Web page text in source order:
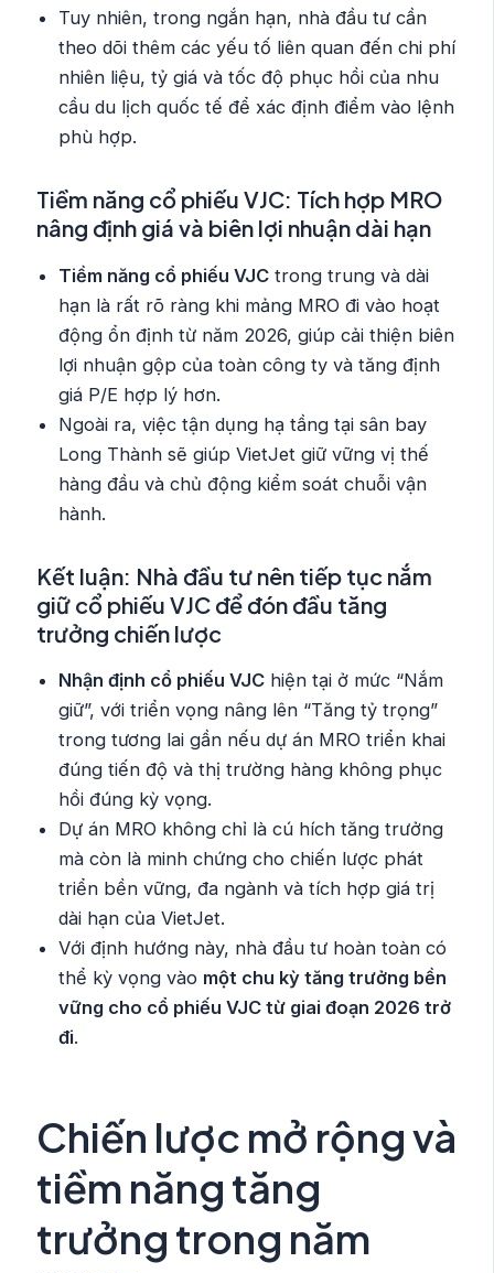
Tuy nhiên, trong ngắn hạn, nhà đầu tư cần
theo dõi thêm các yếu tố liên quan đến chi phí
nhiên liệu, tỷ giá và tốc độ phục hồi của nhu
cầu du lịch quốc tế để xác định điểm vào lệnh
phù hợp.
Tiềm năng cổ phiếu VJC: Tích hợp MRO
nâng định giá và biên lợi nhuận dài hạn
Tiềm năng cổ phiếu VJC trong trung và dài
hạn là rất rõ ràng khi mảng MRO đi vào hoạt
động ổn định từ năm 2026, giúp cải thiện biên
lợi nhuận gộp của toàn công ty và tăng định
giá P/E hợp lý hơn.
Ngoài ra, việc tận dụng hạ tầng tại sân bay
Long Thành sẽ giúp VietJet giữ vững vị thế
hàng đầu và chủ động kiểm soát chuỗi vận
hành.
Kết luận: Nhà đầu tư nên tiếp tục nắm
giữ cổ phiếu VJC để đón đầu tăng
trưởng chiến lược
Nhận định cổ phiếu VJC hiện tại ở mức “Nắm
giữ”, với triển vọng nâng lên “Tăng tỷ trọng”
trong tương lai gần nếu dự án MRO triển khai
đúng tiến độ và thị trường hàng không phục
hồi đúng kỳ vọng.
Dự án MRO không chỉ là cú hích tăng trưởng
mà còn là minh chứng cho chiến lược phát
triển bền vững, đa ngành và tích hợp giá trị
dài hạn của VietJet.
Với định hướng này, nhà đầu tư hoàn toàn có
thể kỳ vọng vào một chu kỳ tăng trưởng bền
vững cho cổ phiếu VJC từ giai đoạn 2026 trở
đi.
Chiến lược mở rộng và
tiềm năng tăng
trưởng trong năm